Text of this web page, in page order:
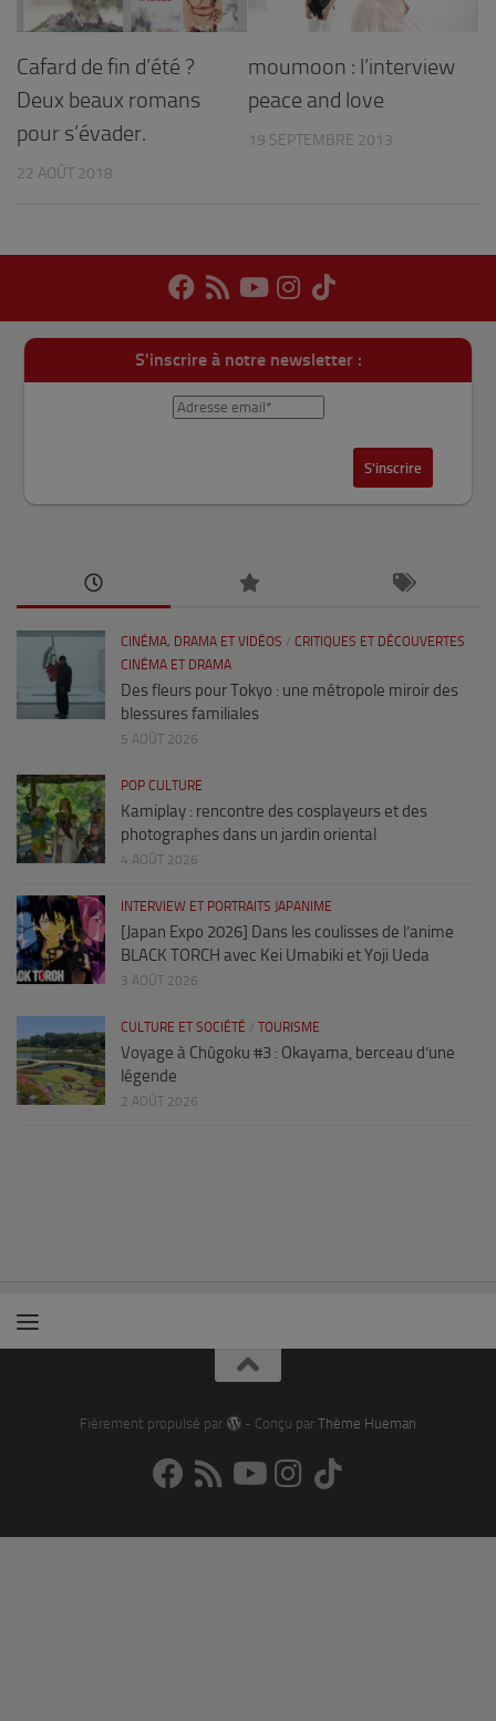
Cafard de fin d’été ?
Deux beaux romans
pour s’évader.
22 AOÛT 2018
moumoon : l’interview
peace and love
19 SEPTEMBRE 2013
S'inscrire à notre newsletter :
CINÉMA, DRAMA ET VIDÉOS / CRITIQUES ET DÉCOUVERTES
CINÉMA ET DRAMA
Des fleurs pour Tokyo : une métropole miroir des
blessures familiales
5 AOÛT 2026
POP CULTURE
Kamiplay : rencontre des cosplayeurs et des
photographes dans un jardin oriental
4 AOÛT 2026
INTERVIEW ET PORTRAITS JAPANIME
[Japan Expo 2026] Dans les coulisses de l’anime
BLACK TORCH avec Kei Umabiki et Yoji Ueda
3 AOÛT 2026
CULTURE ET SOCIÉTÉ / TOURISME
Voyage à Chûgoku #3 : Okayama, berceau d’une
légende
2 AOÛT 2026
Fièrement propulsé par - Conçu par Thème Hueman